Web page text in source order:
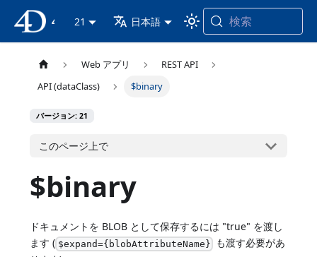
21 日本語 検索
Web アプリ
REST API
API (dataClass)
$binary
バージョン: 21
このページ上で
$binary
ドキュメントを BLOB として保存するには "true" を渡し
ます ( $expand={blobAttributeName} も渡す必要があ